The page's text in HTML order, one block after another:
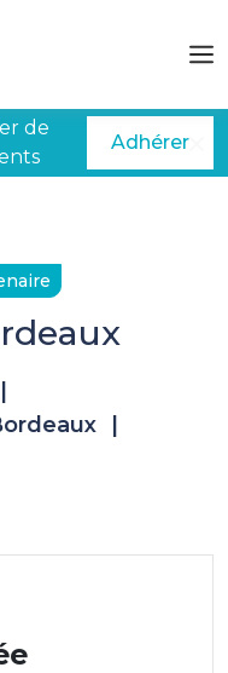
de
Adhérer